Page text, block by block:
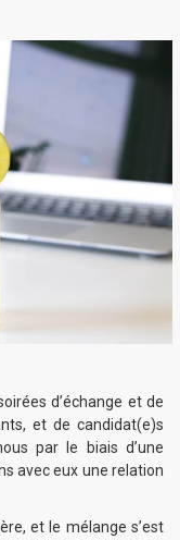
d’échange et de
et de candidat(e)s
par le biais d’une
avec eux une relation
et le mélange s’est